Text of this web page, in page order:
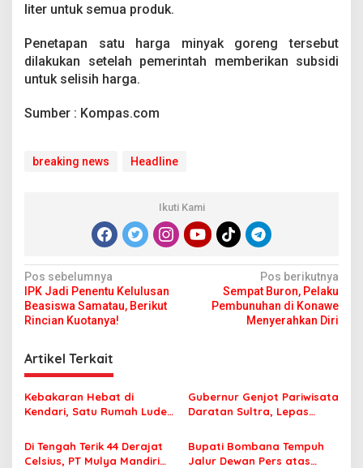
liter untuk semua produk.
Penetapan satu harga minyak goreng tersebut
dilakukan setelah pemerintah memberikan subsidi
untuk selisih harga.
Sumber : Kompas.com
breaking news Headline
Ikuti Kami
N
a
v
i
g
a
s
i
p
Pos sebelumnya
IPK Jadi Penentu Kelulusan
Beasiswa Samatau, Berikut
Rincian Kuotanya!
Pos berikutnya
Sempat Buron, Pelaku
Pembunuhan di Konawe
Menyerahkan Diri
Artikel Terkait
Kebakaran Hebat di
Kendari, Satu Rumah Ludes
Gubernur Genjot Pariwisata
Daratan Sultra, Lepas
Tiga Kabupaten Unggulan
Di Tengah Terik 44 Derajat
Celsius, PT Mulya Mandiri
Bupati Bombana Tempuh
Jalur Dewan Pers atas